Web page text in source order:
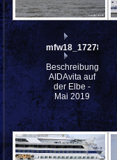
mfw18_172786
Beschreibung:
AIDAvita auf
der Elbe -
Mai 2019